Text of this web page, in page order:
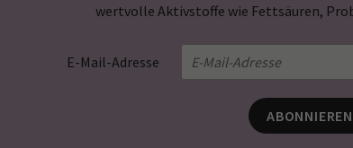
wertvolle Aktivstoffe wie Fettsäuren,
E-Mail-Adresse
ABONNIEREN